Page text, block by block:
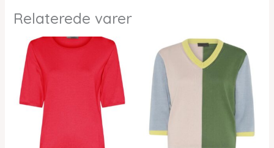
Relaterede varer